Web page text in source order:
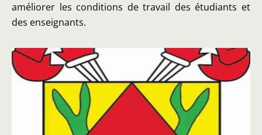
améliorer les conditions de travail des étudiants et
des enseignants.